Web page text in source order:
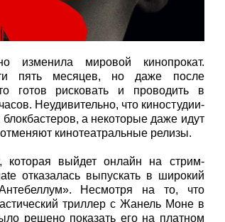
изменила мировой кинопрокат.
пять месяцев, но даже после
готов рисковать и проводить в
Неудивительно, что киностудии-
а некоторые даже идут
кинотеатральные релизы.
которая выйдет онлайн на стрим-
отказалась выпускать в широкий
Несмотря на то, что
триллер с Жанель Моне в
решено показать его на платном